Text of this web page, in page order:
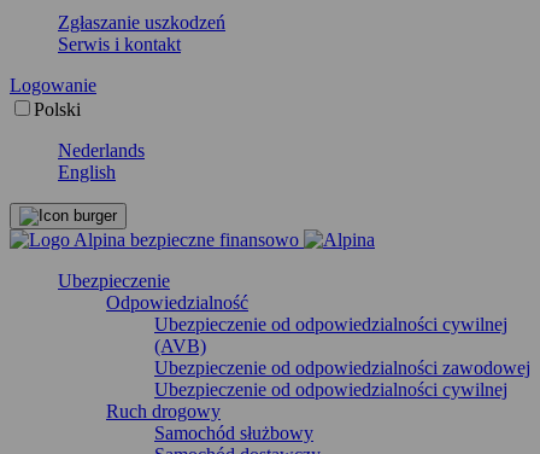
Zgłaszanie uszkodzeń
Serwis i kontakt
Logowanie
Polski
Nederlands
English
Ubezpieczenie
Odpowiedzialność
Ubezpieczenie od odpowiedzialności cywilnej
(AVB)
Ubezpieczenie od odpowiedzialności zawodowej
Ubezpieczenie od odpowiedzialności cywilnej
Ruch drogowy
Samochód służbowy